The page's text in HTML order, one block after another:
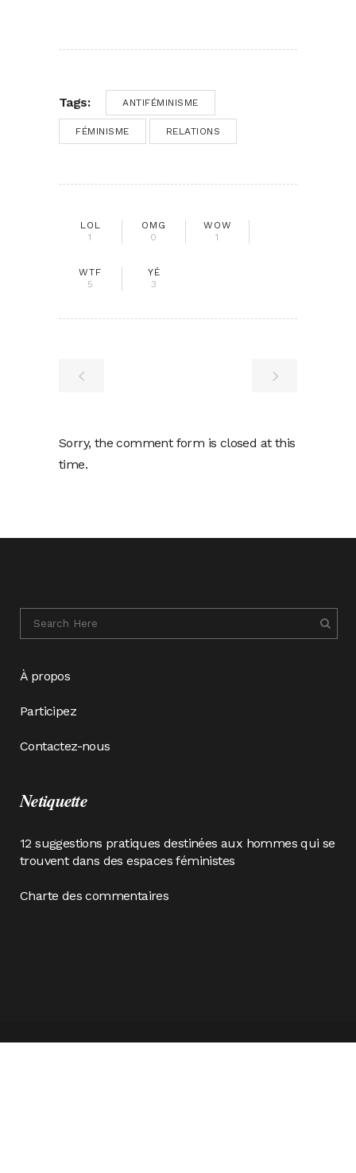
Tags: ANTIFÉMINISME
FÉMINISME RELATIONS
LOL
1
OMG
0
WOW
1
WTF
5
YÉ
3
Sorry, the comment form is closed at this
time.
À propos
Participez
Contactez-nous
Netiquette
12 suggestions pratiques destinées aux hommes qui se
trouvent dans des espaces féministes
Charte des commentaires